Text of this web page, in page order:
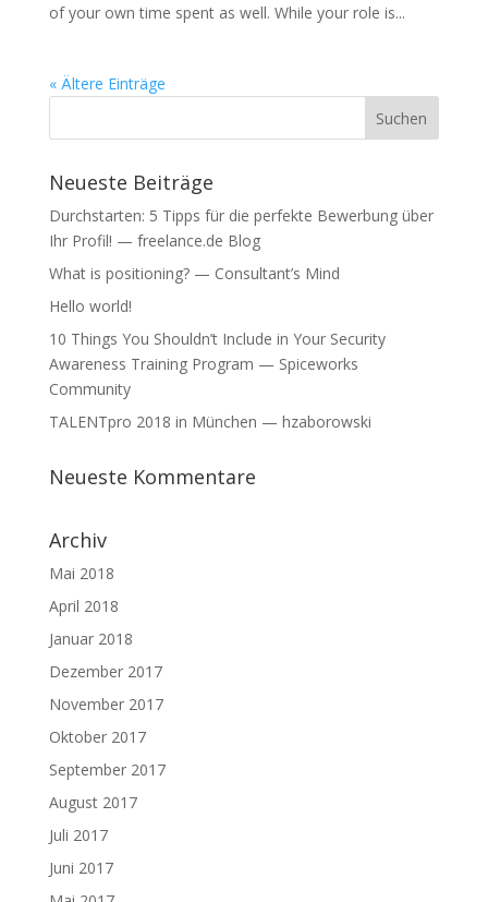
of your own time spent as well. While your role is...
« Ältere Einträge
Neueste Beiträge
Durchstarten: 5 Tipps für die perfekte Bewerbung über
Ihr Profil! — freelance.de Blog
What is positioning? — Consultant’s Mind
Hello world!
10 Things You Shouldn’t Include in Your Security
Awareness Training Program — Spiceworks
Community
TALENTpro 2018 in München — hzaborowski
Neueste Kommentare
Archiv
Mai 2018
April 2018
Januar 2018
Dezember 2017
November 2017
Oktober 2017
September 2017
August 2017
Juli 2017
Juni 2017